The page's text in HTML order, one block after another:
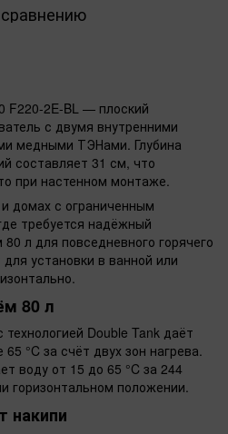
F220-2E-BL — плоский
с двумя внутренними
медными ТЭНами. Глубина
составляет 31 см, что
при настенном монтаже.
домах с ограниченным
требуется надёжный
л для повседневного горячего
установки в ванной или
80 л
Double Tank даёт
°C за счёт двух зон нагрева.
воду от 15 до 65 °C за 244
горизонтальном положении.
накипи